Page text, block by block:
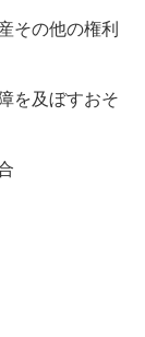
その他の権利
を及ぼすおそ